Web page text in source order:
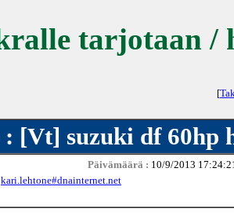
tarjotaan /
[
[Vt] suzuki df 60hp
Päivämäärä : 10/9/2013
kari.lehtone#dnainternet.net